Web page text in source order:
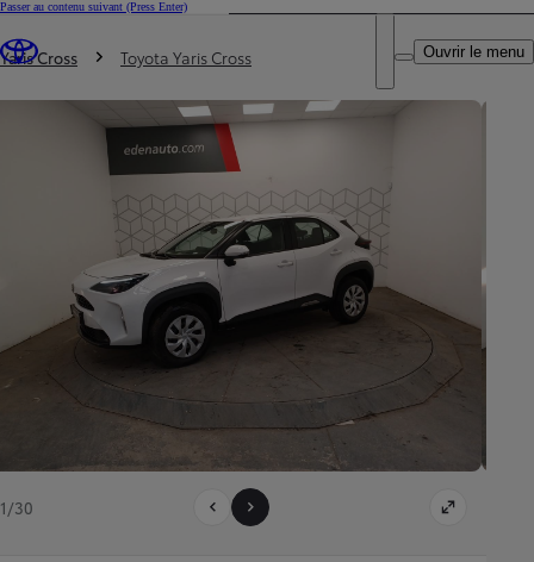
Passer au contenu suivant (Press Enter)
Trouvez un partenaire Toyota
DEALER NAME
Ouvrir le menu
Vous êtes ici
Yaris Cross Toyota Yaris Cross
1/30